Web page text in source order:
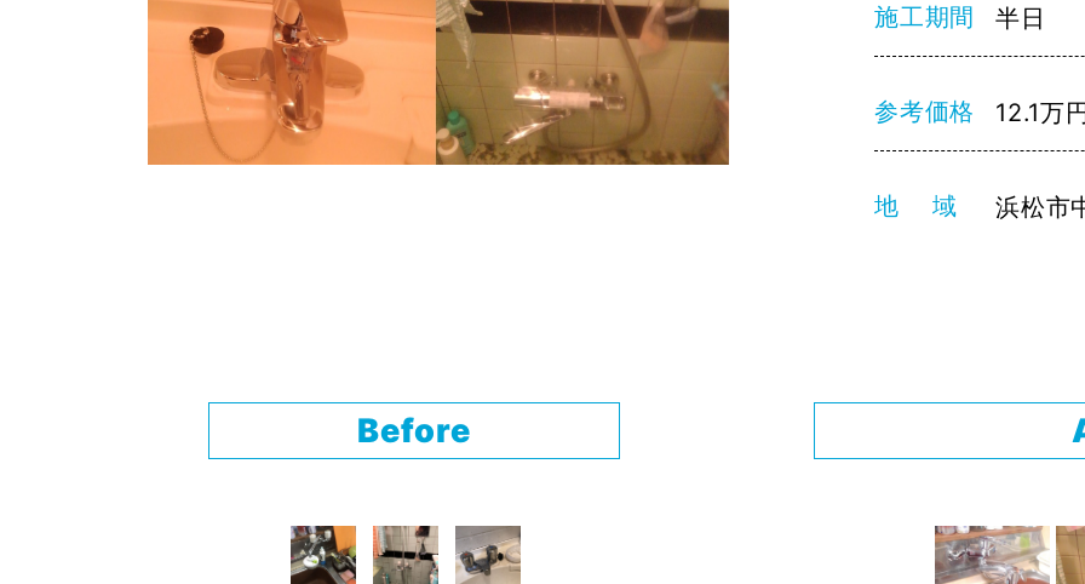
施工期間 半日
参考価格 12.1万
地 域 浜松市
Before